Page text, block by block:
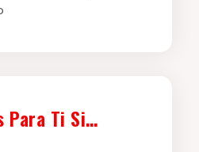
Para Ti Si…